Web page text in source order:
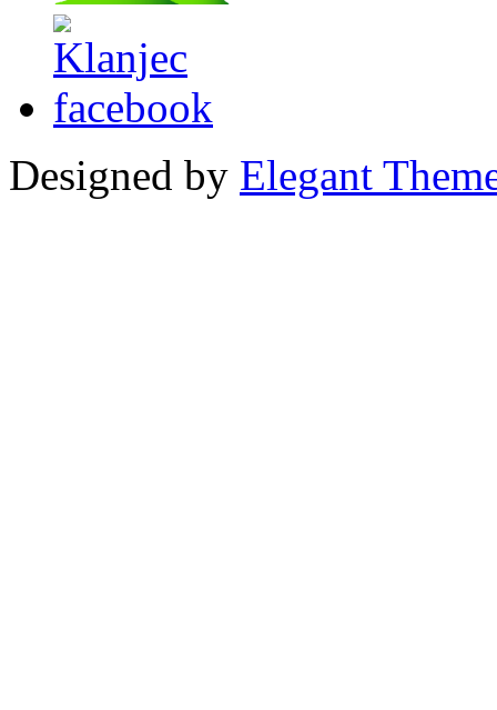
Designed by Elegant